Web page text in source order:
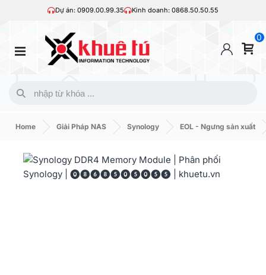
Dự án: 0909.00.99.35 Kinh doanh: 0868.50.50.55
0
Home Giải Pháp NAS Synology EOL - Ngưng sản xuất